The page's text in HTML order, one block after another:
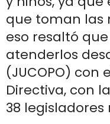
que toman las
eso resaltó
atenderlos
(JUCOPO) con
Directiva, con
38